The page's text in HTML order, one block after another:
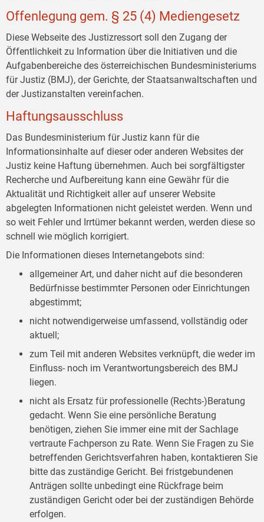
Offenlegung gem. § 25 (4) Mediengesetz
Diese Webseite des Justizressort soll den Zugang der
Öffentlichkeit zu Information über die Initiativen und die
Aufgabenbereiche des österreichischen Bundesministeriums
für Justiz (BMJ), der Gerichte, der Staatsanwaltschaften und
der Justizanstalten vereinfachen.
Haftungsausschluss
Das Bundesministerium für Justiz kann für die
Informationsinhalte auf dieser oder anderen Websites der
Justiz keine Haftung übernehmen. Auch bei sorgfältigster
Recherche und Aufbereitung kann eine Gewähr für die
Aktualität und Richtigkeit aller auf unserer Website
abgelegten Informationen nicht geleistet werden. Wenn und
so weit Fehler und Irrtümer bekannt werden, werden diese so
schnell wie möglich korrigiert.
Die Informationen dieses Internetangebots sind:
allgemeiner Art, und daher nicht auf die besonderen
Bedürfnisse bestimmter Personen oder Einrichtungen
abgestimmt;
nicht notwendigerweise umfassend, vollständig oder
aktuell;
zum Teil mit anderen Websites verknüpft, die weder im
Einfluss- noch im Verantwortungsbereich des BMJ
liegen.
nicht als Ersatz für professionelle (Rechts-)Beratung
gedacht. Wenn Sie eine persönliche Beratung
benötigen, ziehen Sie immer eine mit der Sachlage
vertraute Fachperson zu Rate. Wenn Sie Fragen zu Sie
betreffenden Gerichtsverfahren haben, kontaktieren Sie
bitte das zuständige Gericht. Bei fristgebundenen
Anträgen sollte unbedingt eine Rückfrage beim
zuständigen Gericht oder bei der zuständigen Behörde
erfolgen.